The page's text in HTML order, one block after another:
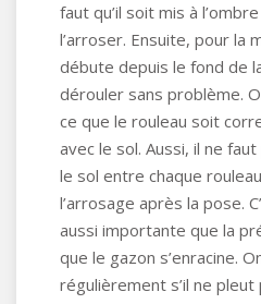
faut qu’il soit mis à
l’arroser. Ensuite, pour la
débute depuis le fond de
dérouler sans problème.
ce que le rouleau soit
avec le sol. Aussi, il ne
le sol entre chaque
l’arrosage après la pose.
aussi importante que la
que le gazon s’enracine.
régulièrement s’il ne pleut